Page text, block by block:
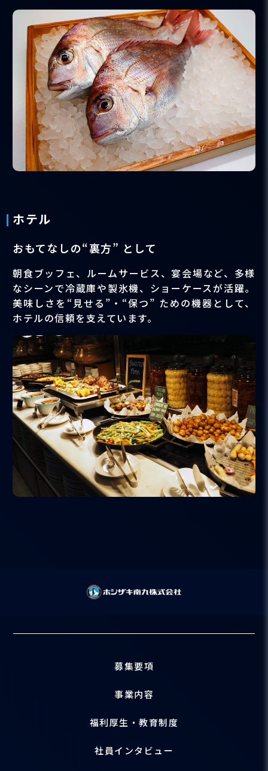
ホテル
おもてなしの“裏方” として
朝食ブッフェ、ルームサービス、宴会場など、多様
なシーンで冷蔵庫や製氷機、ショーケースが活躍。
美味しさを“見せる”・“保つ” ための機器として、
ホテルの信頼を支えています。
募集要項
事業内容
福利厚生・教育制度
社員インタビュー